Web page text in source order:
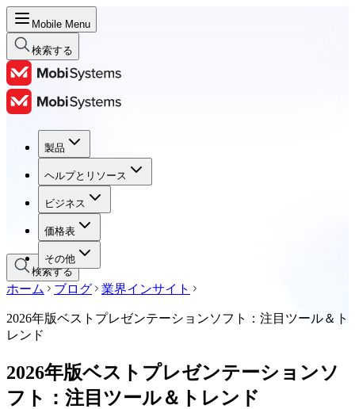
Mobile Menu
検索する
製品
ヘルプとリソース
ビジネス
価格表
その他
製品
ヘルプとリソース
ビジネス
価格表
検索する
ホーム ブログ 業界インサイト
2026年版ベストプレゼンテーションソフト：注目ツール＆ト
レンド
2026年版ベストプレゼンテーションソ
フト：注目ツール＆トレンド